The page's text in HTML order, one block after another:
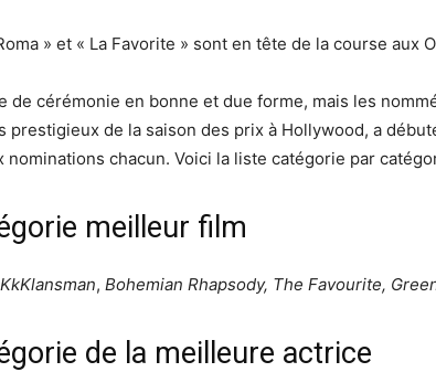
» et « La Favorite » sont en tête de la course aux
de cérémonie en bonne et due forme, mais les
prestigieux de la saison des prix à Hollywood, a
nominations chacun. Voici la liste catégorie par
meilleur film
, Bohemian Rhapsody, The Favourite,
de la meilleure actrice